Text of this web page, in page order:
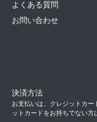
よくある質問
お問い合わせ
決済方法
お支払いは、クレジットカ
ットカードをお持ちでない方